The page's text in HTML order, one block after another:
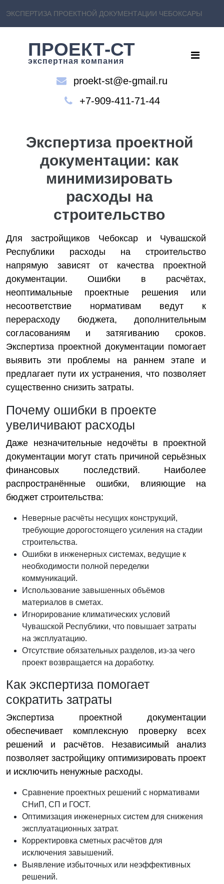
ЭКСПЕРТИЗА ПРОЕКТНОЙ ДОКУМЕНТАЦИИ ЧЕБОКСАРЫ
ПРОЕКТ-СТ
экспертная компания
proekt-st@e-gmail.ru
+7-909-411-71-44
Экспертиза проектной
документации: как
минимизировать
расходы на
строительство
Для застройщиков Чебоксар и Чувашской
Республики расходы на строительство
напрямую зависят от качества проектной
документации. Ошибки в расчётах,
неоптимальные проектные решения или
несоответствие нормативам ведут к
перерасходу бюджета, дополнительным
согласованиям и затягиванию сроков.
Экспертиза проектной документации помогает
выявить эти проблемы на раннем этапе и
предлагает пути их устранения, что позволяет
существенно снизить затраты.
Почему ошибки в проекте
увеличивают расходы
Даже незначительные недочёты в проектной
документации могут стать причиной серьёзных
финансовых последствий. Наиболее
распространённые ошибки, влияющие на
бюджет строительства:
Неверные расчёты несущих конструкций,
требующие дорогостоящего усиления на стадии
строительства.
Ошибки в инженерных системах, ведущие к
необходимости полной переделки
коммуникаций.
Использование завышенных объёмов
материалов в сметах.
Игнорирование климатических условий
Чувашской Республики, что повышает затраты
на эксплуатацию.
Отсутствие обязательных разделов, из-за чего
проект возвращается на доработку.
Как экспертиза помогает
сократить затраты
Экспертиза проектной документации
обеспечивает комплексную проверку всех
решений и расчётов. Независимый анализ
позволяет застройщику оптимизировать проект
и исключить ненужные расходы.
Сравнение проектных решений с нормативами
СНиП, СП и ГОСТ.
Оптимизация инженерных систем для снижения
эксплуатационных затрат.
Корректировка сметных расчётов для
исключения завышений.
Выявление избыточных или неэффективных
решений.